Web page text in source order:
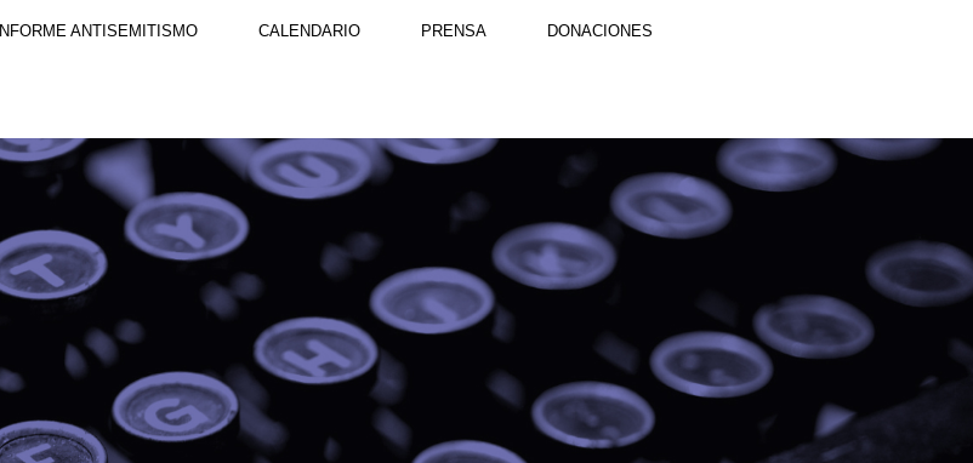
INFORME ANTISEMITISMO CALENDARIO PRENSA DONACIONES